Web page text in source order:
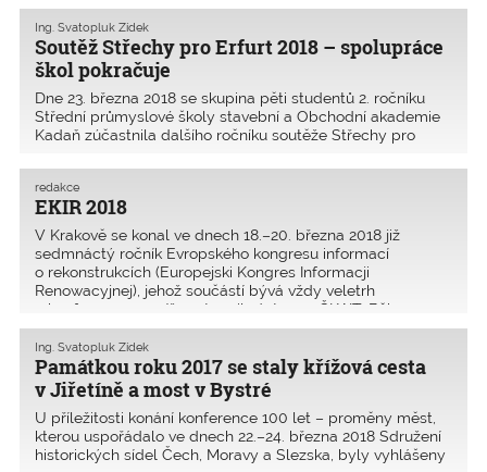
Soutěž Střechy pro Erfurt 2018 – spolupráce
škol pokračuje
Ing. Svatopluk Zídek
Dne 23. března 2018 se skupina pěti studentů 2. ročníku
Střední průmyslové školy stavební a Obchodní akademie
Kadaň zúčastnila dalšího ročníku soutěže Střechy pro
Thüringen na Technické vysoké škole v Erfurtu. Do
EKIR 2018
redakce
V Krakově se konal ve dnech 18.–20. března 2018 již
sedmnáctý ročník Evropského kongresu informací
o rekonstrukcích (Europejski Kongres Informacji
Renowacyjnej), jehož součástí bývá vždy veletrh
a konference, na níž vystoupil zástupce ČKAIT. Během
konference měli posluch
Památkou roku 2017 se staly křížová cesta
v Jiřetíně a most v Bystré
Ing. Svatopluk Zídek
U příležitosti konání konference 100 let – proměny měst,
kterou uspořádalo ve dnech 22.–24. března 2018 Sdružení
historických sídel Čech, Moravy a Slezska, byly vyhlášeny